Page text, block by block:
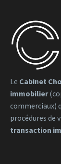
Le Cabinet
immobilier
commerciaux)
procédures de
transaction